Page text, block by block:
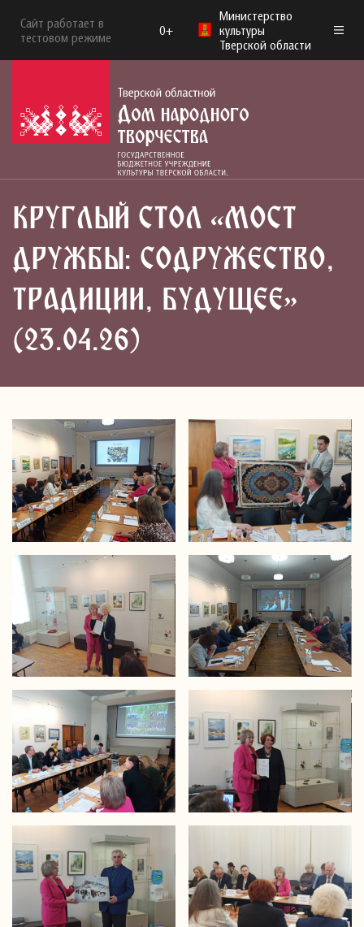
Сайт работает в
тестовом режиме
0+
Министерство
культуры
Тверской области
КРУГЛЫЙ СТОЛ «МОСТ
ДРУЖБЫ: СОДРУЖЕСТВО,
ТРАДИЦИИ, БУДУЩЕЕ»
(23.04.26)